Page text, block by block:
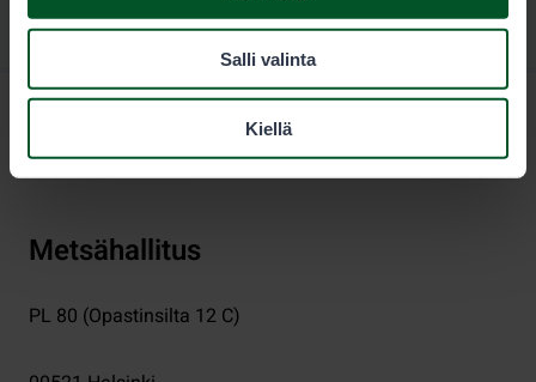
Salli valinta
Kiellä
Metsähallitus
PL 80 (Opastinsilta 12 C)